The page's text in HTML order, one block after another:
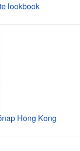
lookbook
Hong Kong